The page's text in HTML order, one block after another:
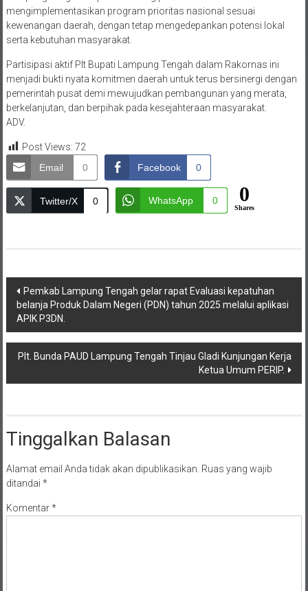
mengimplementasikan program prioritas nasional sesuai
kewenangan daerah, dengan tetap mengedepankan potensi lokal
serta kebutuhan masyarakat.
Partisipasi aktif Plt Bupati Lampung Tengah dalam Rakornas ini
menjadi bukti nyata komitmen daerah untuk terus bersinergi dengan
pemerintah pusat demi mewujudkan pembangunan yang merata,
berkelanjutan, dan berpihak pada kesejahteraan masyarakat.
ADV.
Post Views: 72
Email
0 Facebook 0
Twitter/X 0 WhatsApp 0 0
Shares
Navigasi
pos
Pemkab Lampung Tengah gelar rapat Evaluasi kepatuhan
belanja Produk Dalam Negeri (PDN) tahun 2025 melalui aplikasi
APIK P3DN.
Plt. Bunda PAUD Lampung Tengah Tinjau Gladi Kunjungan Kerja
Ketua Umum PERIP.
Tinggalkan Balasan
Alamat email Anda tidak akan dipublikasikan. Ruas yang wajib
ditandai *
Komentar*